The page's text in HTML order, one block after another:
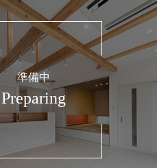
準備中
Preparing